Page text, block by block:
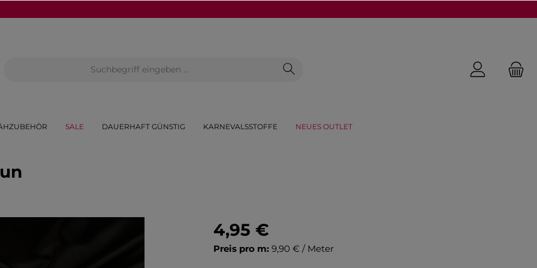
SALE DAUERHAFT GÜNSTIG KARNEVALSSTOFFE NEUES OUTLET
4,95 €
Preis pro m: 9,90 € / Meter